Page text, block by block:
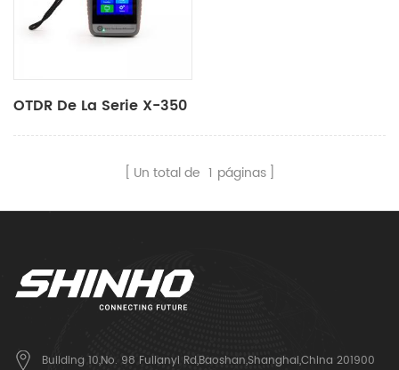
OTDR De La Serie X-350
Un total de 1 páginas
Building 10,No. 98 Fulianyi Rd,Baoshan,Shanghai,China 201900